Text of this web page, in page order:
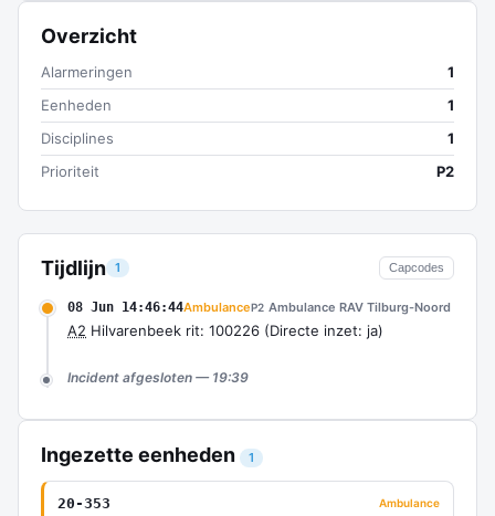
Tijdlijn 1 Capcodes
08 Jun 14:46:44AmbulanceP2 Ambulance RAV Tilburg-Noord
A2 Hilvarenbeek rit: 100226 (Directe inzet: ja)
Incident afgesloten — 19:39
Ingezette eenheden 1
20-353 Ambulance
Overzicht
Alarmeringen
1
Eenheden
1
Disciplines
1
Prioriteit
P2